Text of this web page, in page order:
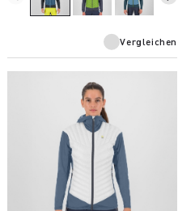
Atmungsaktivität und
Vergleichen